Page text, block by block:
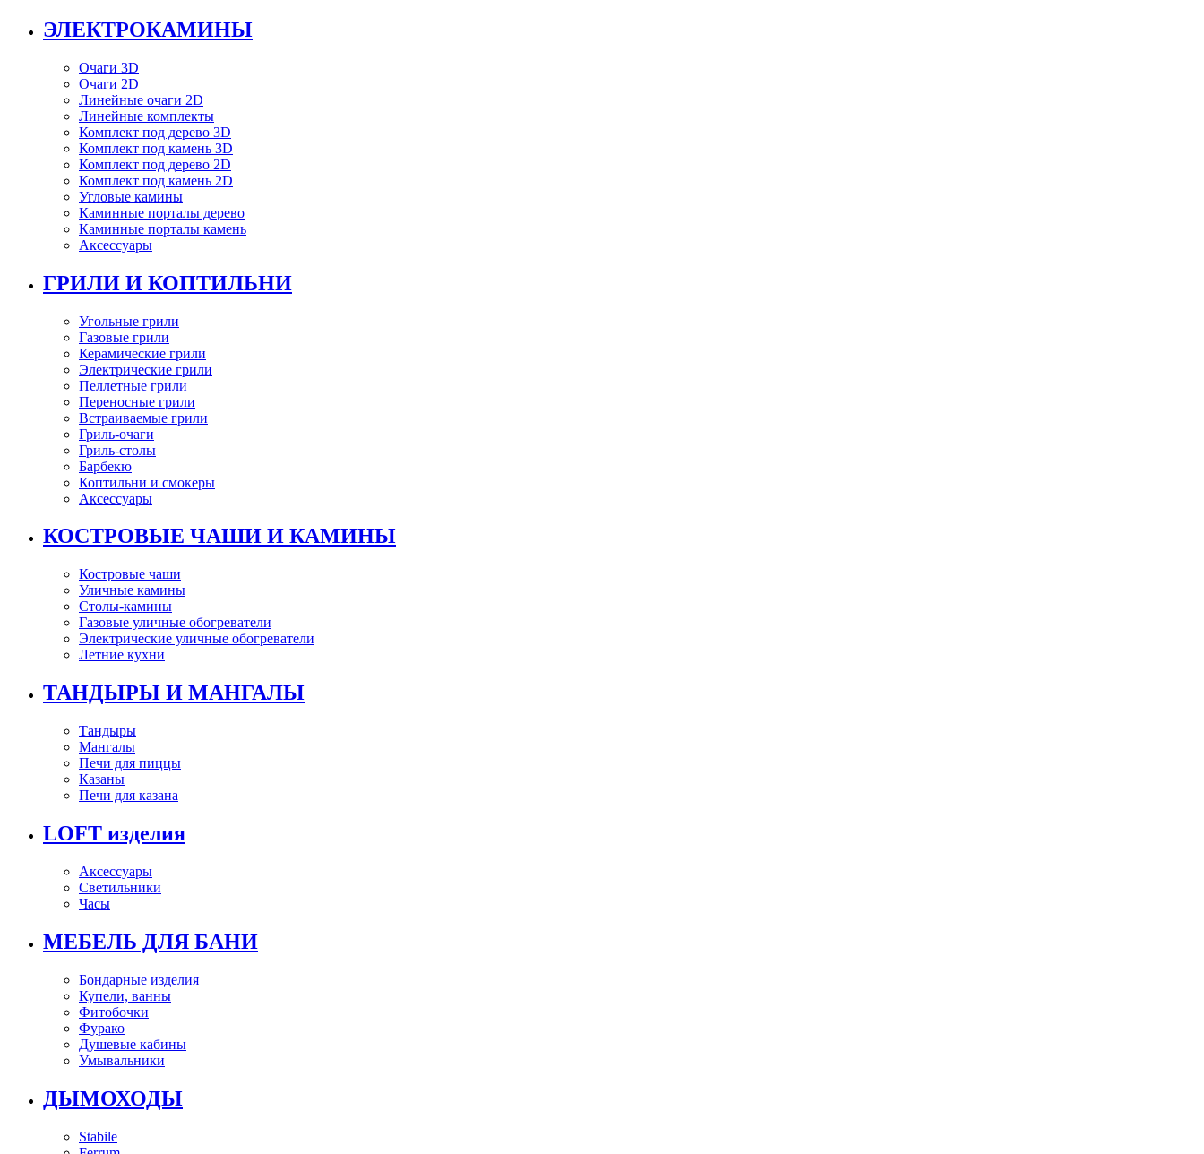
ЭЛЕКТРОКАМИНЫ
Очаги 3D
Очаги 2D
Линейные очаги 2D
Линейные комплекты
Комплект под дерево 3D
Комплект под камень 3D
Комплект под дерево 2D
Комплект под камень 2D
Угловые камины
Каминные порталы дерево
Каминные порталы камень
Аксессуары
ГРИЛИ И КОПТИЛЬНИ
Угольные грили
Газовые грили
Керамические грили
Электрические грили
Пеллетные грили
Переносные грили
Встраиваемые грили
Гриль-очаги
Гриль-столы
Барбекю
Коптильни и смокеры
Аксессуары
КОСТРОВЫЕ ЧАШИ И КАМИНЫ
Костровые чаши
Уличные камины
Столы-камины
Газовые уличные обогреватели
Электрические уличные обогреватели
Летние кухни
ТАНДЫРЫ И МАНГАЛЫ
Тандыры
Мангалы
Печи для пиццы
Казаны
Печи для казана
LOFT изделия
Аксессуары
Светильники
Часы
МЕБЕЛЬ ДЛЯ БАНИ
Бондарные изделия
Купели, ванны
Фитобочки
Фурако
Душевые кабины
Умывальники
ДЫМОХОДЫ
Stabile